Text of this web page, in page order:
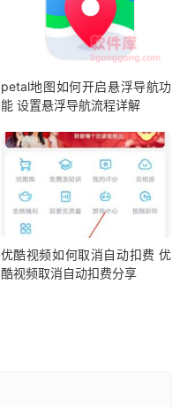
petal地图如何开启悬浮导航功
能 设置悬浮导航流程详解
优酷视频如何取消自动扣费 优
酷视频取消自动扣费分享